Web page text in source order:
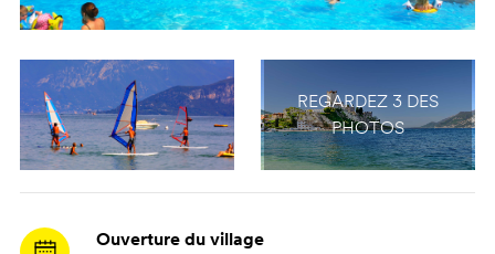
REGARDEZ 3 DES
PHOTOS
Ouverture du village